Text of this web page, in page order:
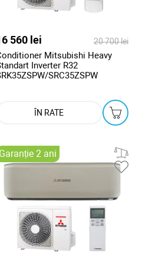
560 lei 20 700 lei
Mitsubishi Heavy
Inverter R32
SRC35ZSPW
ÎN RATE
Garanție 2 ani